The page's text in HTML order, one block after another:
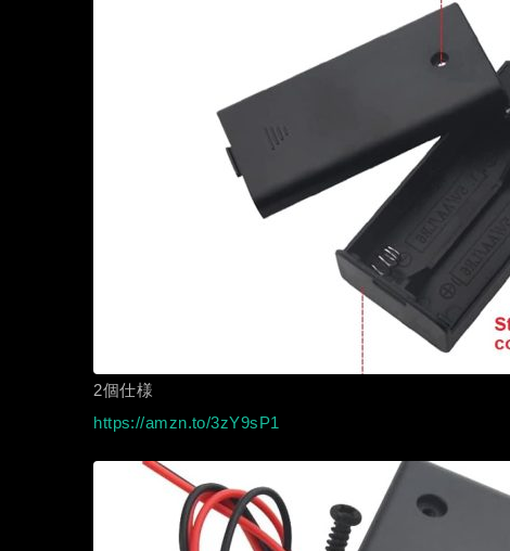
2個仕様
https://amzn.to/3zY9sP1